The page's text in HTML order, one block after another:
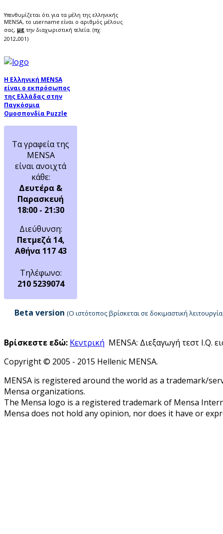
Υπενθυμίζεται ότι για τα μέλη της ελληνικής
MENSA, το username είναι ο αριθμός μέλους
σας, με την διαχωριστική τελεία. (πχ:
2012.001)
Η Ελληνική MENSA
είναι ο εκπρόσωπος
της Ελλάδας στην
Παγκόσμια
Ομοσπονδία Puzzle
Τα γραφεία της
MENSA
είναι ανοιχτά
κάθε:
Δευτέρα &
Παρασκευή
18:00 - 21:30
Διεύθυνση:
Πετμεζά 14,
Αθήνα 117 43
Τηλέφωνο:
210 5239074
Beta version (Ο ιστότοπος βρίσκεται σε δοκιμαστική
Βρίσκεστε εδώ: Κεντρική MENSA: Διεξαγωγή τεστ I.Q.
Copyright © 2005 - 2015 Hellenic MENSA.
MENSA is registered around the world as a trademark/
Mensa organizations.
The Mensa logo is a registered trademark of Mensa
Mensa does not hold any opinion, nor does it have or